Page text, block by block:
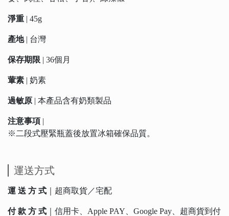
淨重 | 45g
產地| 台灣
保存期限 | 36個月
葷素 | 奶素
過敏原 | 本產品含有奶類製品
注意事項 |
※二段式壓緊瓶蓋後放置冰箱確保品質。
運送方式
運 送 方 式 ｜超商取貨／宅配
付 款 方 式 ｜信用卡、Apple PAY、Google Pay、超商貨到付